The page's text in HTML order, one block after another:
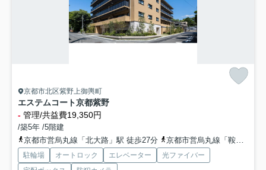
京都市北区紫野上御輿町
エステムコート京都紫野
- 管理/共益費19,350円
/築5年 /5階建
京都市営烏丸線「北大路」駅 徒歩27分
京都市営烏丸線「鞍馬口」駅 徒歩28分
駐輪場 オートロック エレベーター
光ファイバー